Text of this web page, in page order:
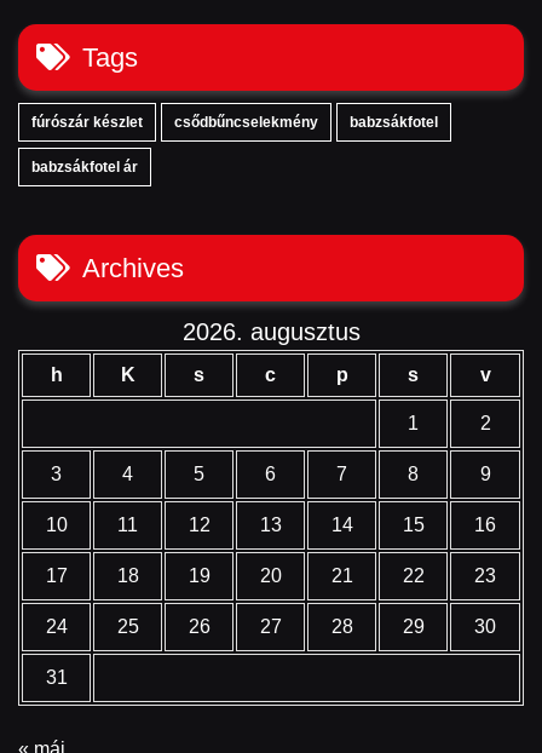
Tags
fúrószár készlet csődbűncselekmény babzsákfotel
babzsákfotel ár
Archives
2026. augusztus
h K s c p s v
1 2
3 4 5 6 7 8 9
10 11 12 13 14 15 16
17 18 19 20 21 22 23
24 25 26 27 28 29 30
31